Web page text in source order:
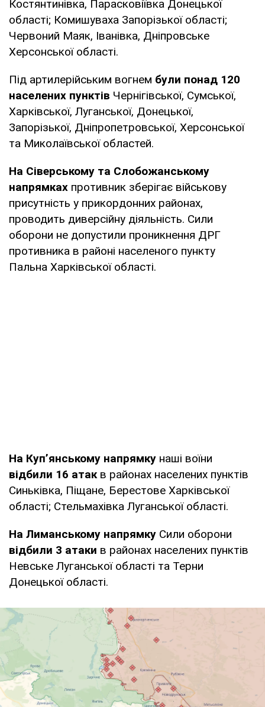
Костянтинівка, Парасковіївка Донецької
області; Комишуваха Запорізької області;
Червоний Маяк, Іванівка, Дніпровське
Херсонської області.
Під артилерійським вогнем були понад 120
населених пунктів Чернігівської, Сумської,
Харківської, Луганської, Донецької,
Запорізької, Дніпропетровської, Херсонської
та Миколаївської областей.
На Сіверському та Слобожанському
напрямках противник зберігає військову
присутність у прикордонних районах,
проводить диверсійну діяльність. Сили
оборони не допустили проникнення ДРГ
противника в районі населеного пункту
Пальна Харківської області.
На Куп’янському напрямку наші воїни
відбили 16 атак в районах населених пунктів
Синьківка, Піщане, Берестове Харківської
області; Стельмахівка Луганської області.
На Лиманському напрямку Сили оборони
відбили 3 атаки в районах населених пунктів
Невське Луганської області та Терни
Донецької області.